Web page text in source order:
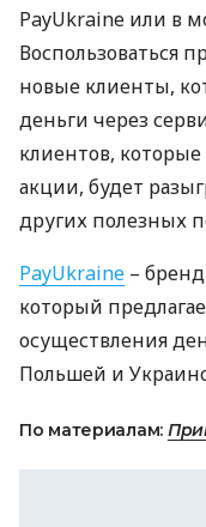
PayUkraine или в
Воспользоваться
новые клиенты,
деньги через
клиентов,
акции, будет
других полезных
PayUkraine –
который
осуществления
Польшей и
По материалам: